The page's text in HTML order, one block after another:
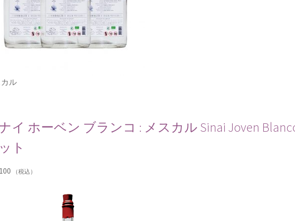
ル
イ ホーベン ブランコ : メスカル Sinai Joven
ト
（税込）